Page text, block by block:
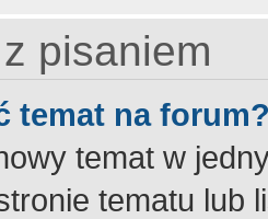
pisaniem
temat na
temat w
tematu lub